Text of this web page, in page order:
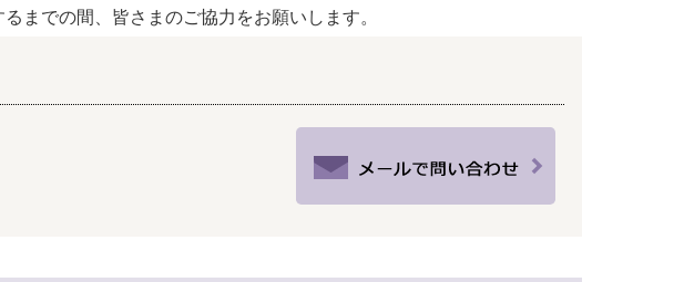
までの間、皆さまのご協力をお願いします。